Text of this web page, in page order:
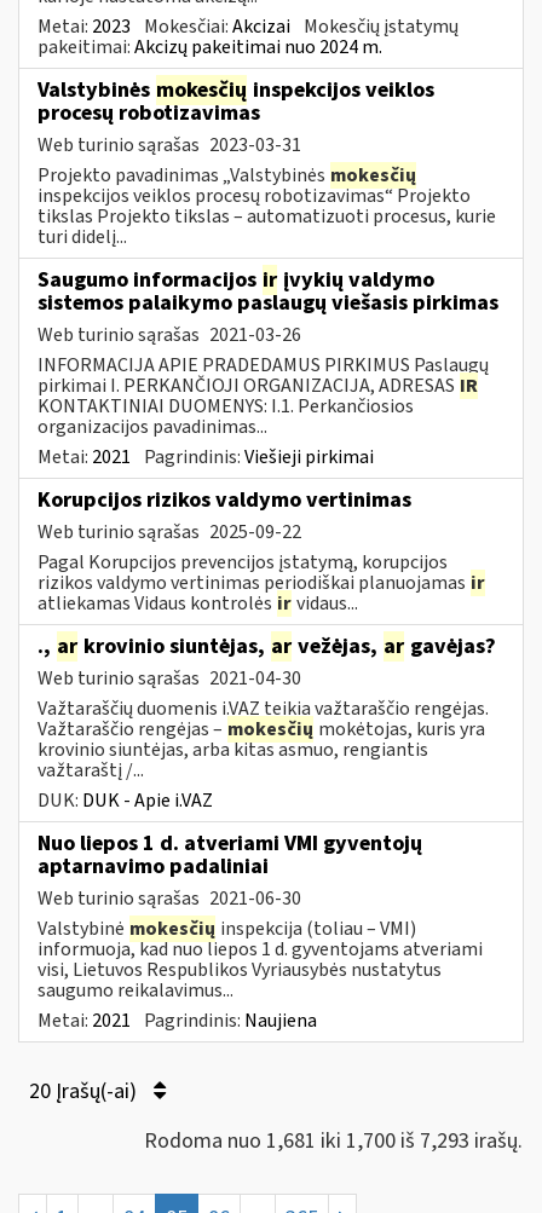
Metai: 2023 Mokesčiai:Akcizai Mokesčių įstatymų
pakeitimai:Akcizų pakeitimai nuo 2024 m.
Valstybinės mokesčių inspekcijos veiklos
procesų robotizavimas
Web turinio sąrašas 2023-03-31
Projekto pavadinimas „Valstybinės mokesčių
inspekcijos veiklos procesų robotizavimas“ Projekto
tikslas Projekto tikslas – automatizuoti procesus, kurie
turi didelį...
Saugumo informacijos ir įvykių valdymo
sistemos palaikymo paslaugų viešasis pirkimas
Web turinio sąrašas 2021-03-26
INFORMACIJA APIE PRADEDAMUS PIRKIMUS Paslaugų
pirkimai I. PERKANČIOJI ORGANIZACIJA, ADRESAS IR
KONTAKTINIAI DUOMENYS: I.1. Perkančiosios
organizacijos pavadinimas...
Metai: 2021 Pagrindinis:Viešieji pirkimai
Korupcijos rizikos valdymo vertinimas
Web turinio sąrašas 2025-09-22
Pagal Korupcijos prevencijos įstatymą, korupcijos
rizikos valdymo vertinimas periodiškai planuojamas ir
atliekamas Vidaus kontrolės irvidaus...
., ar krovinio siuntėjas, ar vežėjas, ar gavėjas?
Web turinio sąrašas 2021-04-30
Važtaraščių duomenis i.VAZ teikia važtaraščio rengėjas.
Važtaraščio rengėjas – mokesčių mokėtojas, kuris yra
krovinio siuntėjas, arba kitas asmuo, rengiantis
važtaraštį /...
DUK: DUK - Apie i.VAZ
Nuo liepos 1 d. atveriami VMI gyventojų
aptarnavimo padaliniai
Web turinio sąrašas 2021-06-30
Valstybinė mokesčių inspekcija (toliau – VMI)
informuoja, kad nuo liepos 1 d. gyventojams atveriami
visi, Lietuvos Respublikos Vyriausybės nustatytus
saugumo reikalavimus...
Metai: 2021 Pagrindinis: Naujiena
20 Įrašų(-ai)
Rodoma nuo 1,681 iki 1,700 iš 7,293 irašų.